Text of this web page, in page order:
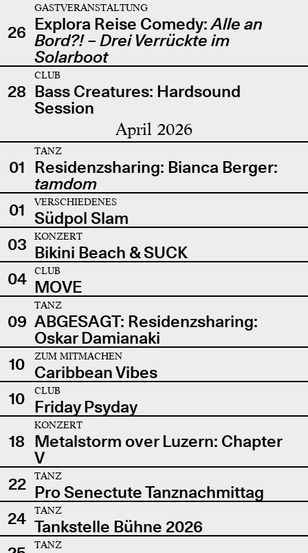
26
GASTVERANSTALTUNG
Explora Reise Comedy:Alle an
Bord?! – Drei Verrückte im
Solarboot
28
CLUB
Bass Creatures: Hardsound
Session
April 2026
01
TANZ
Residenzsharing: Bianca Berger:
tamdom
01
VERSCHIEDENES
Südpol Slam
03
KONZERT
Bikini Beach & SUCK
04
CLUB
MOVE
09
TANZ
ABGESAGT: Residenzsharing:
Oskar Damianaki
10
ZUM MITMACHEN
Caribbean Vibes
10
CLUB
Friday Psyday
18
KONZERT
Metalstorm over Luzern: Chapter
V
22
TANZ
Pro Senectute Tanznachmittag
24
TANZ
Tankstelle Bühne 2026
TANZ